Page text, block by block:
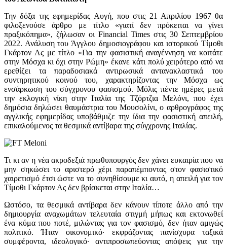
Την δόξα της εφημερίδας Αυγή, που στις 21 Απριλίου 1967 θα
φιλοξενούσε άρθρο με τίτλο «γιατί δεν πρόκειται να γίνει
πραξικόπημα», ζήλωσαν οι Financial Times στις 30 Σεπτεμβρίου
2022. Ανάλυση του Άγγλου δημοσιογράφου και ιστορικού Τίμοθι
Γκάρτον Ας με τίτλο «Για την φασιστική αναγέννηση να κοιτάτε
στην Μόσχα κι όχι στην Ρώμη» έκανε κάτι πολύ χειρότερο από να
ερεθίζει τα παραδοσιακά αντιρωσικά αντανακλαστικά του
συντηρητικού κοινού του, χαρακτηρίζοντας την Μόσχα ως
ενσάρκωση του σύγχρονου φασισμού. Μόλις πέντε ημέρες μετά
την εκλογική νίκη στην Ιταλία της Τζόρτζια Μελόνι, που έχει
δημόσια δηλώσει θαυμάστρια του Μουσολίνι, ο αρθρογράφος της
αγγλικής εφημερίδας υποβάθμιζε την ίδια την φασιστική απειλή,
επικαλούμενος τα θεσμικά αντίβαρα της σύγχρονης Ιταλίας.
Τι κι αν η νέα ακροδεξιά πρωθυπουργός δεν χάνει ευκαιρία που να
μην σηκώσει το αριστερό χέρι παραπέμποντας στον φασιστικό
χαιρετισμό έτσι ώστε να το συνηθίσουμε κι αυτό, η απειλή για τον
Τίμοθι Γκάρτον Ας δεν βρίσκεται στην Ιταλία…
Ωστόσο, τα θεσμικά αντίβαρα δεν κάνουν τίποτε άλλο από την
δημιουργία αναχωμάτων τελευταία στιγμή μήπως και εκτονωθεί
ένα κύμα που ποτέ, μιλώντας για τον φασισμό, δεν ήταν αμιγώς
πολιτικό. Ήταν οικονομικό· εκφράζοντας πανίσχυρα ταξικά
συμφέροντα, ιδεολογικό· αντιπροσωπεύοντας απόψεις για την